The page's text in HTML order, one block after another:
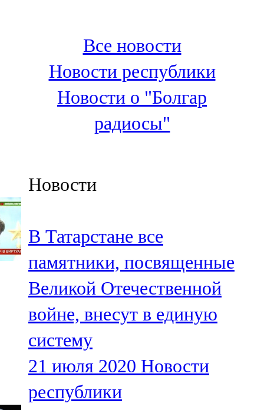
100,3 FM
Зәй
106,6 FM
Кадыбаш
105,2 FM
91,5 FM
106,1 FM
Кама тамагы
71,51 FM
Кукмара
107,9 FM
Лениногорский
102,1 FM
Все новости
Новости республики
Новости о "Болгар
радиосы"
Новости
В Татарстане все
памятники, посвященные
Великой Отечественной
войне, внесут в единую
систему
21 июля 2020 Новости
республики